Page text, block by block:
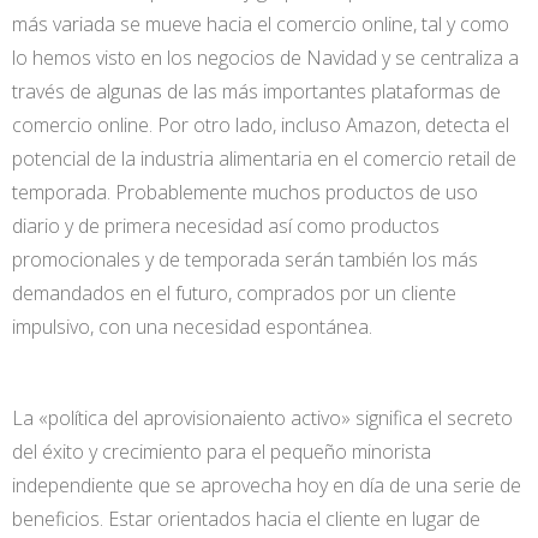
más variada se mueve hacia el comercio online, tal y como
lo hemos visto en los negocios de Navidad y se centraliza a
través de algunas de las más importantes plataformas de
comercio online. Por otro lado, incluso Amazon, detecta el
potencial de la industria alimentaria en el comercio retail de
temporada. Probablemente muchos productos de uso
diario y de primera necesidad así como productos
promocionales y de temporada serán también los más
demandados en el futuro, comprados por un cliente
impulsivo, con una necesidad espontánea.
La «política del aprovisionaiento activo» significa el secreto
del éxito y crecimiento para el pequeño minorista
independiente que se aprovecha hoy en día de una serie de
beneficios. Estar orientados hacia el cliente en lugar de